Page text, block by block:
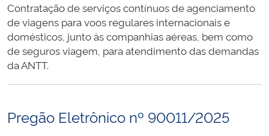
Contratação de serviços contínuos de agenciamento
de viagens para voos regulares internacionais e
domésticos, junto às companhias aéreas, bem como
de seguros viagem, para atendimento das demandas
da ANTT.
Pregão Eletrônico nº 90011/2025